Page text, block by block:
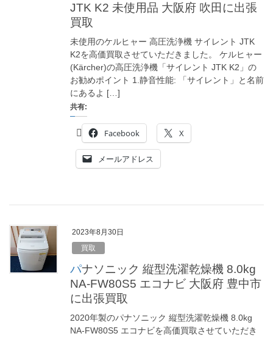
JTK K2 未使用品 大阪府 吹田に出張
買取
未使用のケルヒャー 高圧洗浄機 サイレント JTK
K2を高価買取させていただきました。 ケルヒャー
(Kärcher)の高圧洗浄機「サイレント JTK K2」の
お勧めポイント 1.静音性能: 「サイレント」と名前
にあるよ […]
共有:
Facebook X
メールアドレス
2023年8月30日
買取
パナソニック 縦型洗濯乾燥機 8.0kg
NA-FW80S5 エコナビ 大阪府 豊中市
に出張買取
2020年製のパナソニック 縦型洗濯乾燥機 8.0kg
NA-FW80S5 エコナビを高価買取させていただき